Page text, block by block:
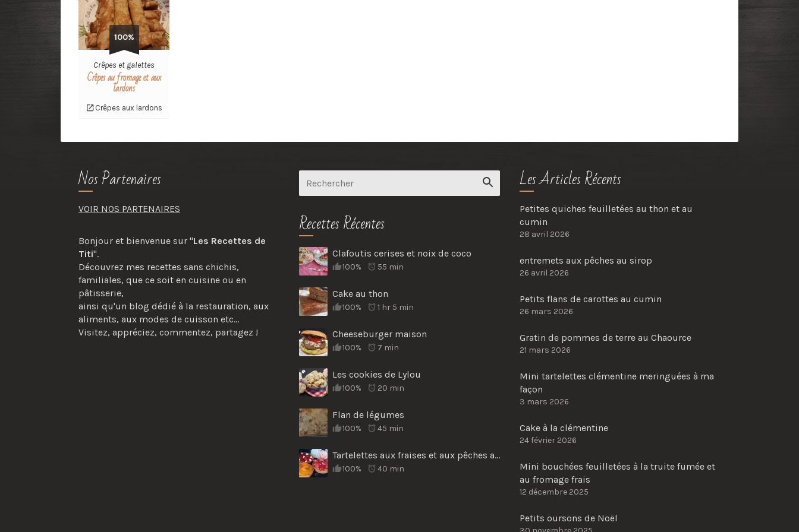
100%
Crêpes et galettes
Crêpes au fromage et aux
lardons
Crêpes aux lardons
Nos Partenaires
VOIR NOS PARTENAIRES
Bonjour et bienvenue sur "Les Recettes de
Titi".
Découvrez mes recettes sans chichis,
familiales, que ce soit en cuisine ou en
pâtisserie,
ainsi qu'un blog dédié à la restauration, aux
aliments, aux modes de cuisson etc...
Visitez, appréciez, commentez, partagez !
Recettes Récentes
Clafoutis cerises et noix de coco
100% 55 min
Cake au thon
100% 1 hr 5 min
Cheeseburger maison
100% 7 min
Les cookies de Lylou
100% 20 min
Flan de légumes
100% 45 min
Tartelettes aux fraises et aux pêches au sirop
100% 40 min
Les Articles Récents
Petites quiches feuilletées au thon et au
cumin
28 avril 2026
entremets aux pêches au sirop
26 avril 2026
Petits flans de carottes au cumin
26 mars 2026
Gratin de pommes de terre au Chaource
21 mars 2026
Mini tartelettes clémentine meringuées à ma
façon
3 mars 2026
Cake à la clémentine
24 février 2026
Mini bouchées feuilletées à la truite fumée et
au fromage frais
12 décembre 2025
Petits oursons de Noël